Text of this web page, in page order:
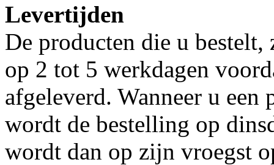
Levertijden
De producten die u
op 2 tot 5 werkdagen
afgeleverd. Wanneer u
wordt de bestelling op
wordt dan op zijn vroegst